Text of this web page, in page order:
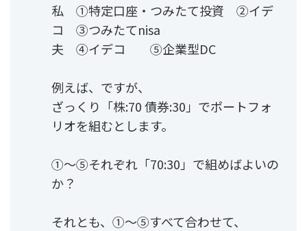
私 ①特定口座・つみたて投資 ②イデ
コ ③つみたてnisa
夫 ④イデコ ⑤企業型DC
例えば、ですが、
ざっくり「株:70 債券:30」でポートフォ
リオを組むとします。
①〜⑤それぞれ「70:30」で組めばよいの
か？
それとも、①〜⑤すべて合わせて、